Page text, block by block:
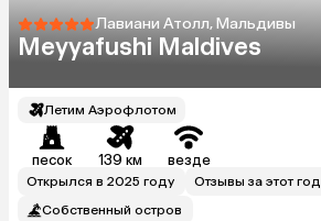
Лавиани Атолл, Мальдивы
Meyyafushi Maldives
Летим Аэрофлотом
песок 139 км везде
Открылся в 2025 году
Отзывы за этот год
Собственный остров